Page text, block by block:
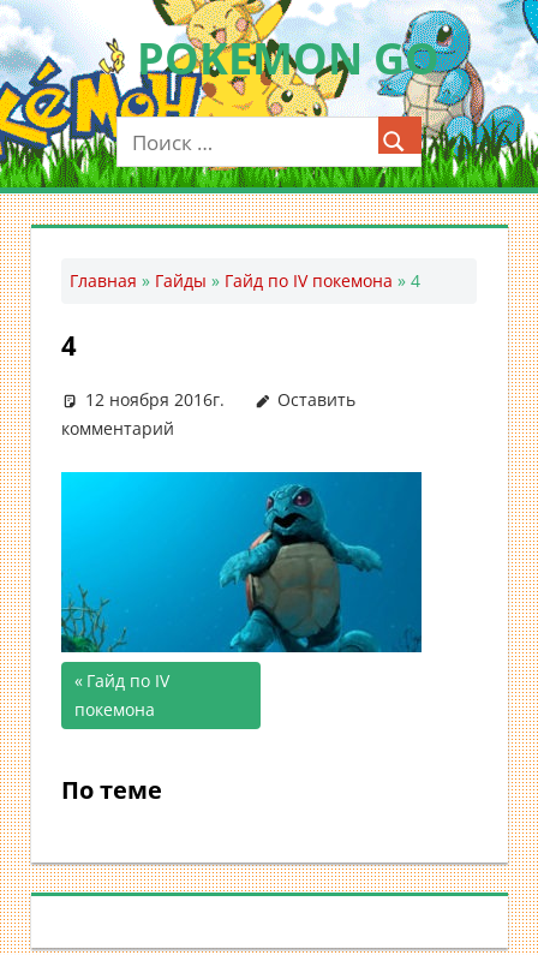
Перейти
к
содержимомуPOKEMON GO
Мобильное
приложение
для
ловли
Главная » Гайды » Гайд по IV покемона » 4
4
12 ноября 2016г.
Оставить
комментарий
Навигация
записям
Предыдущая
запись;
Гайд по IV
покемона
По теме